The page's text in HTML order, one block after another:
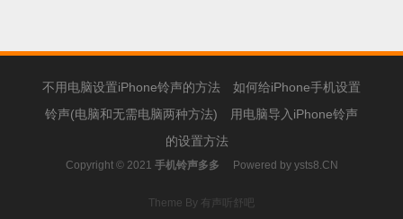
不用电脑设置iPhone铃声的方法
如何给iPhone手机设置
铃声(电脑和无需电脑两种方法)
用电脑导入iPhone铃声
的设置方法
Copyright © 2021 手机铃声多多 Powered by ysts8.CN
Theme By 有声听舒吧